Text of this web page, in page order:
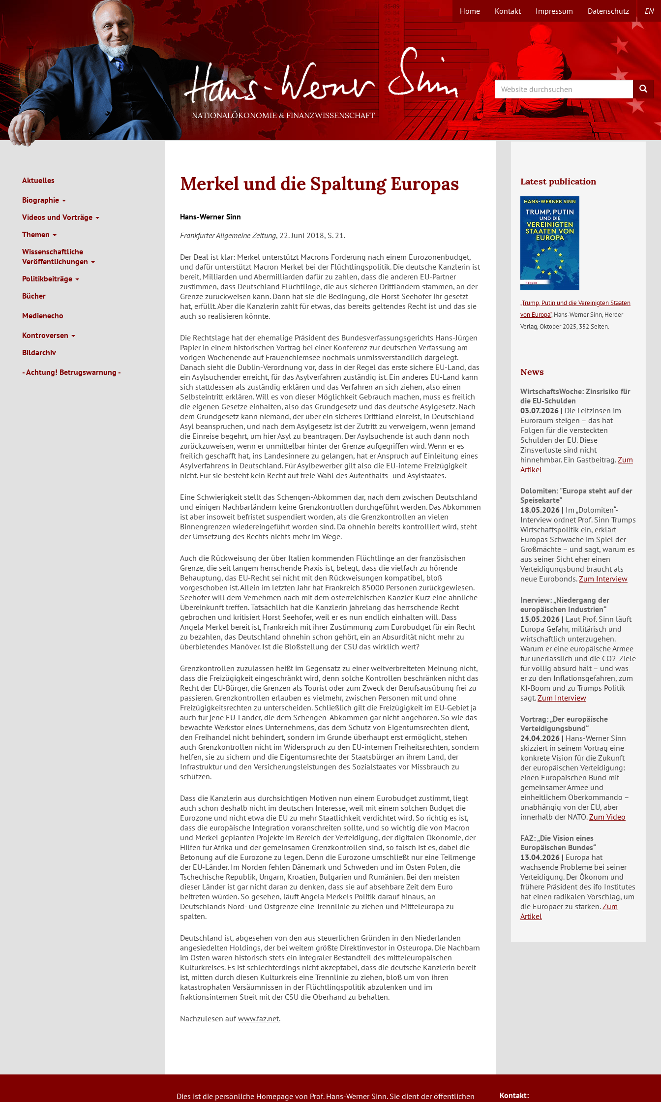
zum
Inhalt
TOPMENÜ
Home Kontakt Impressum Datenschutz EN
NATIONALÖKONOMIE & FINANZWISSENSCHAFT
Search Search
Main
Navigation
de
Aktuelles
Biographie
Videos und Vorträge
Themen
Wissenschaftliche
Veröffentlichungen
Politikbeiträge
Bücher
Medienecho
Kontroversen
Bildarchiv
- Achtung! Betrugswarnung -
Merkel und die Spaltung Europas
Hans-Werner Sinn
Frankfurter Allgemeine Zeitung, 22. Juni 2018, S. 21.
Der Deal ist klar: Merkel unterstützt Macrons Forderung nach einem Eurozonenbudget,
und dafür unterstützt Macron Merkel bei der Flüchtlingspolitik. Die deutsche Kanzlerin ist
bereit, Milliarden und Abermilliarden dafür zu zahlen, dass die anderen EU-Partner
zustimmen, dass Deutschland Flüchtlinge, die aus sicheren Drittländern stammen, an der
Grenze zurückweisen kann. Dann hat sie die Bedingung, die Horst Seehofer ihr gesetzt
hat, erfüllt. Aber die Kanzlerin zahlt für etwas, das bereits geltendes Recht ist und das sie
auch so realisieren könnte.
Die Rechtslage hat der ehemalige Präsident des Bundesverfassungsgerichts Hans-Jürgen
Papier in einem historischen Vortrag bei einer Konferenz zur deutschen Verfassung am
vorigen Wochenende auf Frauenchiemsee nochmals unmissverständlich dargelegt.
Danach sieht die Dublin-Verordnung vor, dass in der Regel das erste sichere EU-Land, das
ein Asylsuchender erreicht, für das Asylverfahren zuständig ist. Ein anderes EU-Land kann
sich stattdessen als zuständig erklären und das Verfahren an sich ziehen, also einen
Selbsteintritt erklären. Will es von dieser Möglichkeit Gebrauch machen, muss es freilich
die eigenen Gesetze einhalten, also das Grundgesetz und das deutsche Asylgesetz. Nach
dem Grundgesetz kann niemand, der über ein sicheres Drittland einreist, in Deutschland
Asyl beanspruchen, und nach dem Asylgesetz ist der Zutritt zu verweigern, wenn jemand
die Einreise begehrt, um hier Asyl zu beantragen. Der Asylsuchende ist auch dann noch
zurückzuweisen, wenn er unmittelbar hinter der Grenze aufgegriffen wird. Wenn er es
freilich geschafft hat, ins Landesinnere zu gelangen, hat er Anspruch auf Einleitung eines
Asylverfahrens in Deutschland. Für Asylbewerber gilt also die EU-interne Freizügigkeit
nicht. Für sie besteht kein Recht auf freie Wahl des Aufenthalts- und Asylstaates.
Eine Schwierigkeit stellt das Schengen-Abkommen dar, nach dem zwischen Deutschland
und einigen Nachbarländern keine Grenzkontrollen durchgeführt werden. Das Abkommen
ist aber insoweit befristet suspendiert worden, als die Grenzkontrollen an vielen
Binnengrenzen wiedereingeführt worden sind. Da ohnehin bereits kontrolliert wird, steht
der Umsetzung des Rechts nichts mehr im Wege.
Auch die Rückweisung der über Italien kommenden Flüchtlinge an der französischen
Grenze, die seit langem herrschende Praxis ist, belegt, dass die vielfach zu hörende
Behauptung, das EU-Recht sei nicht mit den Rückweisungen kompatibel, bloß
vorgeschoben ist. Allein im letzten Jahr hat Frankreich 85000 Personen zurückgewiesen.
Seehofer will dem Vernehmen nach mit dem österreichischen Kanzler Kurz eine ähnliche
Übereinkunft treffen. Tatsächlich hat die Kanzlerin jahrelang das herrschende Recht
gebrochen und kritisiert Horst Seehofer, weil er es nun endlich einhalten will. Dass
Angela Merkel bereit ist, Frankreich mit ihrer Zustimmung zum Eurobudget für ein Recht
zu bezahlen, das Deutschland ohnehin schon gehört, ein an Absurdität nicht mehr zu
überbietendes Manöver. Ist die Bloßstellung der CSU das wirklich wert?
Grenzkontrollen zuzulassen heißt im Gegensatz zu einer weitverbreiteten Meinung nicht,
dass die Freizügigkeit eingeschränkt wird, denn solche Kontrollen beschränken nicht das
Recht der EU-Bürger, die Grenzen als Tourist oder zum Zweck der Berufsausübung frei zu
passieren. Grenzkontrollen erlauben es vielmehr, zwischen Personen mit und ohne
Freizügigkeitsrechten zu unterscheiden. Schließlich gilt die Freizügigkeit im EU-Gebiet ja
auch für jene EU-Länder, die dem Schengen-Abkommen gar nicht angehören. So wie das
bewachte Werkstor eines Unternehmens, das dem Schutz von Eigentumsrechten dient,
den Freihandel nicht behindert, sondern im Grunde überhaupt erst ermöglicht, stehen
auch Grenzkontrollen nicht im Widerspruch zu den EU-internen Freiheitsrechten, sondern
helfen, sie zu sichern und die Eigentumsrechte der Staatsbürger an ihrem Land, der
Infrastruktur und den Versicherungsleistungen des Sozialstaates vor Missbrauch zu
schützen.
Dass die Kanzlerin aus durchsichtigen Motiven nun einem Eurobudget zustimmt, liegt
auch schon deshalb nicht im deutschen Interesse, weil mit einem solchen Budget die
Eurozone und nicht etwa die EU zu mehr Staatlichkeit verdichtet wird. So richtig es ist,
dass die europäische Integration voranschreiten sollte, und so wichtig die von Macron
und Merkel geplanten Projekte im Bereich der Verteidigung, der digitalen Ökonomie, der
Hilfen für Afrika und der gemeinsamen Grenzkontrollen sind, so falsch ist es, dabei die
Betonung auf die Eurozone zu legen. Denn die Eurozone umschließt nur eine Teilmenge
der EU-Länder. Im Norden fehlen Dänemark und Schweden und im Osten Polen, die
Tschechische Republik, Ungarn, Kroatien, Bulgarien und Rumänien. Bei den meisten
dieser Länder ist gar nicht daran zu denken, dass sie auf absehbare Zeit dem Euro
beitreten würden. So gesehen, läuft Angela Merkels Politik darauf hinaus, an
Deutschlands Nord- und Ostgrenze eine Trennlinie zu ziehen und Mitteleuropa zu
spalten.
Deutschland ist, abgesehen von den aus steuerlichen Gründen in den Niederlanden
angesiedelten Holdings, der bei weitem größte Direktinvestor in Osteuropa. Die Nachbarn
im Osten waren historisch stets ein integraler Bestandteil des mitteleuropäischen
Kulturkreises. Es ist schlechterdings nicht akzeptabel, dass die deutsche Kanzlerin bereit
ist, mitten durch diesen Kulturkreis eine Trennlinie zu ziehen, bloß um von ihren
katastrophalen Versäumnissen in der Flüchtlingspolitik abzulenken und im
fraktionsinternen Streit mit der CSU die Oberhand zu behalten.
Nachzulesen aufwww.faz.net.
Latest publication
„Trump, Putin und die Vereinigten Staaten
von Europa“, Hans-Werner Sinn, Herder
Verlag, Oktober 2025, 352 Seiten.
News
WirtschaftsWoche: Zinsrisiko für
die EU-Schulden
03.07.2026
Die Leitzinsen im
Euroraum steigen – das hat
Folgen für die versteckten
Schulden der EU. Diese
Zinsverluste sind nicht
hinnehmbar. Ein Gastbeitrag. Zum
Artikel
Dolomiten: "Europa steht auf der
Speisekarte"
18.05.2026
Im „Dolomiten“-
Interview ordnet Prof. Sinn Trumps
Wirtschaftspolitik ein, erklärt
Europas Schwäche im Spiel der
Großmächte – und sagt, warum es
aus seiner Sicht eher einen
Verteidigungsbund braucht als
neue Eurobonds. Zum Interview
Inerview: „Niedergang der
europäischen Industrien“
15.05.2026
Laut Prof. Sinn läuft
Europa Gefahr, militärisch und
wirtschaftlich unterzugehen.
Warum er eine europäische Armee
für unerlässlich und die CO2-Ziele
für völlig absurd hält – und was
er zu den Inflationsgefahren, zum
KI-Boom und zu Trumps Politik
sagt. Zum Interview
Vortrag: „Der europäische
Verteidigungsbund“
24.04.2026
Hans-Werner Sinn
skizziert in seinem Vortrag eine
konkrete Vision für die Zukunft
der europäischen Verteidigung:
einen Europäischen Bund mit
gemeinsamer Armee und
einheitlichem Oberkommando –
unabhängig von der EU, aber
innerhalb der NATO. Zum Video
FAZ: „Die Vision eines
Europäischen Bundes“
13.04.2026
Europa hat
wachsende Probleme bei seiner
Verteidigung. Der Ökonom und
frühere Präsident des ifo Institutes
hat einen radikalen Vorschlag, um
die Europäer zu stärken. Zum
Artikel
Dies ist die persönliche Homepage von Prof. Hans-Werner Sinn. Sie dient der öffentlichen
Kontakt: